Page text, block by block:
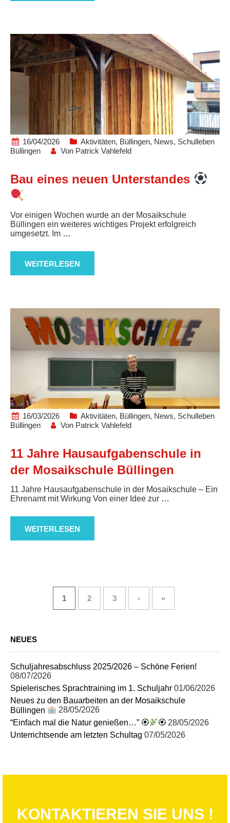
16/04/2026 Aktivitäten, Büllingen, News, Schulleben
Büllingen
Von Patrick Vahlefeld
Bau eines neuen Unterstandes
Vor einigen Wochen wurde an der Mosaikschule
Büllingen ein weiteres wichtiges Projekt erfolgreich
umgesetzt. Im …
WEITERLESEN
16/03/2026 Aktivitäten, Büllingen, News, Schulleben
Büllingen
Von Patrick Vahlefeld
11 Jahre Hausaufgabenschule in
der Mosaikschule Büllingen
11 Jahre Hausaufgabenschule in der Mosaikschule – Ein
Ehrenamt mit Wirkung Von einer Idee zur …
WEITERLESEN
1 2 3 › »
NEUES
Schuljahresabschluss 2025/2026 – Schöne Ferien!
08/07/2026
Spielerisches Sprachtraining im 1. Schuljahr 01/06/2026
Neues zu den Bauarbeiten an der Mosaikschule
Büllingen
28/05/2026
“Einfach mal die Natur genießen…” 🏵
🏵 28/05/2026
Unterrichtsende am letzten Schultag 07/05/2026
KONTAKTIEREN SIE UNS !